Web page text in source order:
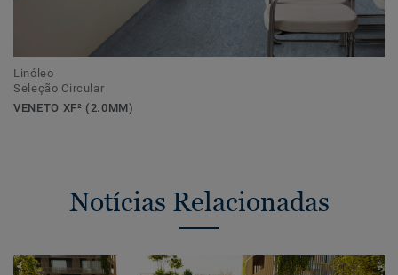
Linóleo
Seleção Circular
VENETO XF² (2.0MM)
Notícias Relacionadas